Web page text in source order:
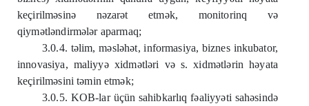
keçirilməsinənəzarət etmək, monitorinq və
qiymətləndirmələr aparmaq;
3.0.4. təlim, məsləhət, informasiya, biznes inkubator,
innovasiya, maliyyəxidmətləri vəs. xidmətlərin həyata
keçirilməsini təmin etmək;
3.0.5. KOB-lar üçün sahibkarlıq fəaliyyəti sahəsində